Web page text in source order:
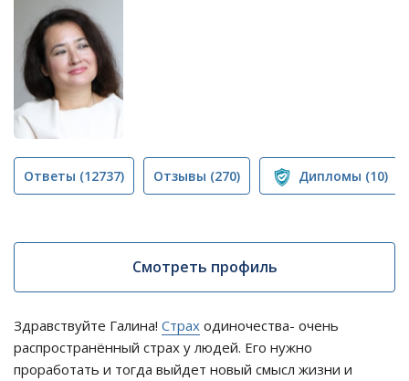
Ответы (12737) Отзывы (270) Дипломы (10)
Смотреть профиль
Здравствуйте Галина! Страх одиночества- очень
распространённый страх у людей. Его нужно
проработать и тогда выйдет новый смысл жизни и